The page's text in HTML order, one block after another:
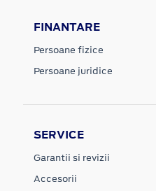
FINANTARE
Persoane fizice
Persoane juridice
SERVICE
Garantii si revizii
Accesorii